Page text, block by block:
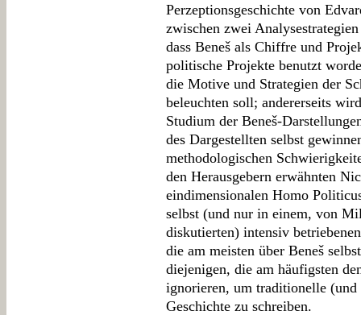
Perzeptionsgeschichte von
zwischen zwei
dass Beneš als Chiffre und
politische Projekte benutzt
die Motive und Strategien der
beleuchten soll; andererseits
Studium der Beneš-
des Dargestellten selbst
methodologischen
den Herausgebern erwähnten
eindimensionalen Homo
selbst (und nur in einem, von
diskutierten) intensiv
die am meisten über Beneš
diejenigen, die am häufigsten
ignorieren, um traditionelle (und
Geschichte zu schreiben.